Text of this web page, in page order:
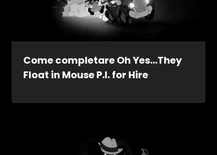
Come completare Oh Yes…They
Float in Mouse P.I. for Hire